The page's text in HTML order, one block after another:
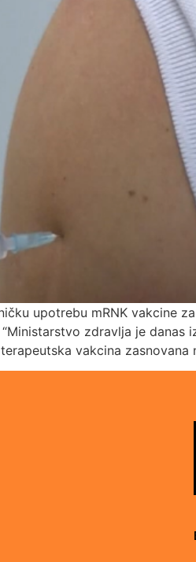
upotrebu mRNK vakcine
zdravlja je
vakcina zasnovana